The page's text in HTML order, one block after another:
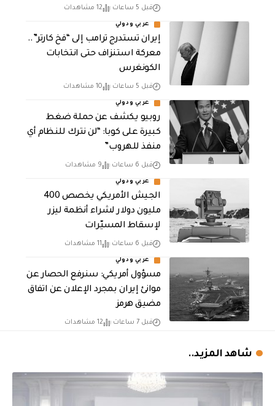
قبل 5 ساعات 12 مشاهدات
عربي ودولي
إيران تستدرج ترامب إلى “فخ كارتر”..
معركة استنزاف حتى انتخابات
الكونغرس
قبل 5 ساعات 10 مشاهدات
عربي ودولي
روبيو يكشف عن حملة ضغط
كبيرة على كوبا: “لن نترك للنظام أي
منفذ للهروب”
قبل 6 ساعات 9 مشاهدات
عربي ودولي
الجيش الأمريكي يخصص 400
مليون دولار لشراء أنظمة ليزر
لإسقاط المسيّرات
قبل 6 ساعات 11 مشاهدات
عربي ودولي
مسؤول أمريكي: سنرفع الحصار عن
موانئ إيران بمجرد الإعلان عن اتفاق
مضيق هرمز
قبل 7 ساعات 12 مشاهدات
شاهد المزيد..